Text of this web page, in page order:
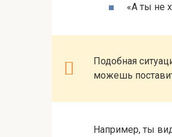
«А ты не
Подобная
можешь
Например, ты